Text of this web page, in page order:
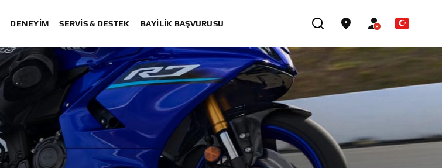
DENEYIM SERVIS & DESTEK BAYİLİK BAŞVURUSU